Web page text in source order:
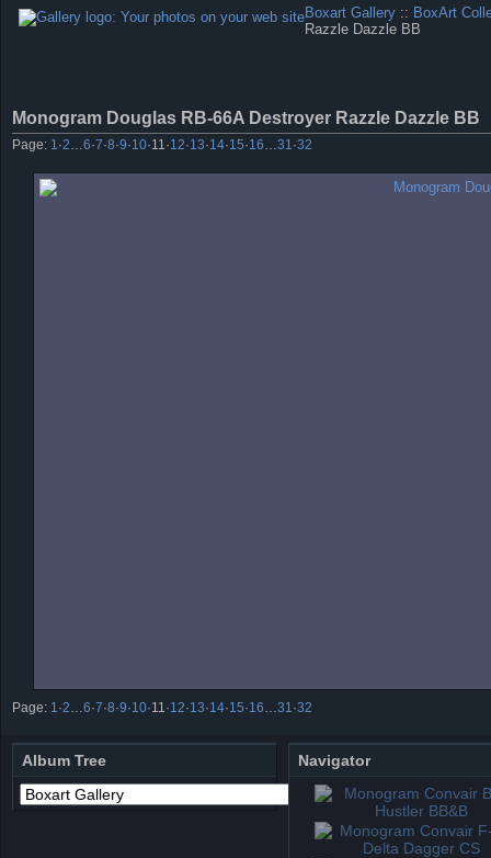
Boxart Gallery :: BoxArt
Razzle Dazzle BB
Monogram Douglas RB-66A Destroyer Razzle Dazzle BB
Page: 1 ·2 6·7·8·9·10·11 ·12·13·14·15·16 31 ·32
Page: 1 ·2 6·7·8·9·10·11 ·12·13·14·15·16 31 ·32
Album Tree Navigator